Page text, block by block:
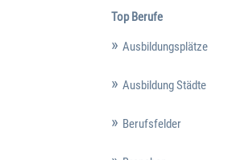
Top Berufe
Ausbildungsplätze
Ausbildung Städte
Berufsfelder